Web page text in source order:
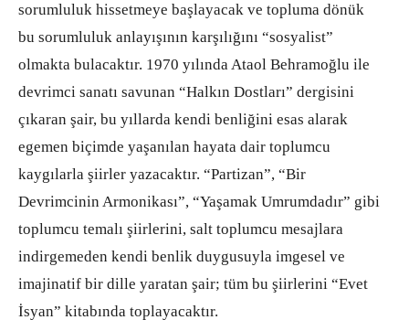
sorumluluk hissetmeye başlayacak ve topluma dönük
bu sorumluluk anlayışının karşılığını “sosyalist”
olmakta bulacaktır. 1970 yılında Ataol Behramoğlu ile
devrimci sanatı savunan “Halkın Dostları” dergisini
çıkaran şair, bu yıllarda kendi benliğini esas alarak
egemen biçimde yaşanılan hayata dair toplumcu
kaygılarla şiirler yazacaktır. “Partizan”, “Bir
Devrimcinin Armonikası”, “Yaşamak Umrumdadır” gibi
toplumcu temalı şiirlerini, salt toplumcu mesajlara
indirgemeden kendi benlik duygusuyla imgesel ve
imajinatif bir dille yaratan şair; tüm bu şiirlerini “Evet
İsyan” kitabında toplayacaktır.